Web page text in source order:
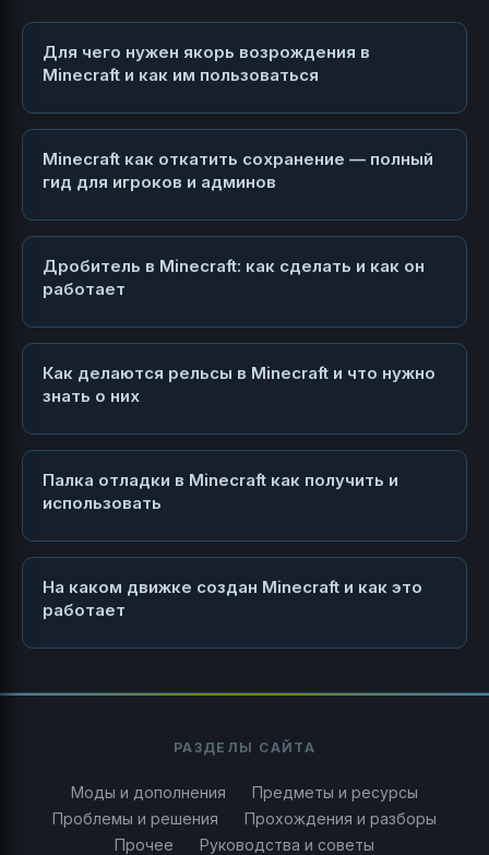
Для чего нужен якорь возрождения в
Minecraft и как им пользоваться
Minecraft как откатить сохранение — полный
гид для игроков и админов
Дробитель в Minecraft: как сделать и как он
работает
Как делаются рельсы в Minecraft и что нужно
знать о них
Палка отладки в Minecraft как получить и
использовать
На каком движке создан Minecraft и как это
работает
РАЗДЕЛЫ САЙТА
Моды и дополнения
Предметы и ресурсы
Проблемы и решения
Прохождения и разборы
Прочее
Руководства и советы